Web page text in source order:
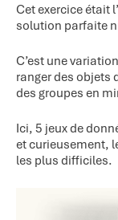
Cet exercice était
solution parfaite
C’est une
ranger des objets
des groupes en
Ici, 5 jeux de
et curieusement,
les plus difficiles.